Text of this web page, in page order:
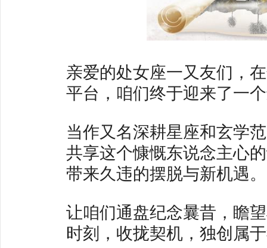
亲爱的处女座一又友们，
平台，咱们终于迎来了一
当作又名深耕星座和玄学
共享这个慷慨东说念主心
带来久违的摆脱与新机遇。
让咱们通盘纪念曩昔，瞻
时刻，收拢契机，独创属